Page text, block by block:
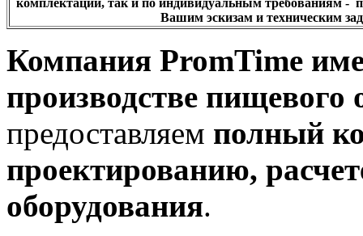
Вашим эскизам и техническим
Компания PromTime
производстве пищевого
предоставляем полный
проектированию,
оборудования.